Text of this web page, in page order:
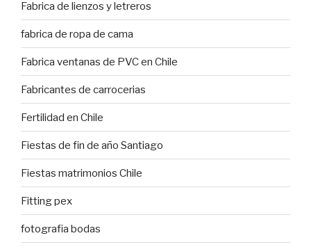
Fabrica de lienzos y letreros
fabrica de ropa de cama
Fabrica ventanas de PVC en Chile
Fabricantes de carrocerias
Fertilidad en Chile
Fiestas de fin de año Santiago
Fiestas matrimonios Chile
Fitting pex
fotografia bodas